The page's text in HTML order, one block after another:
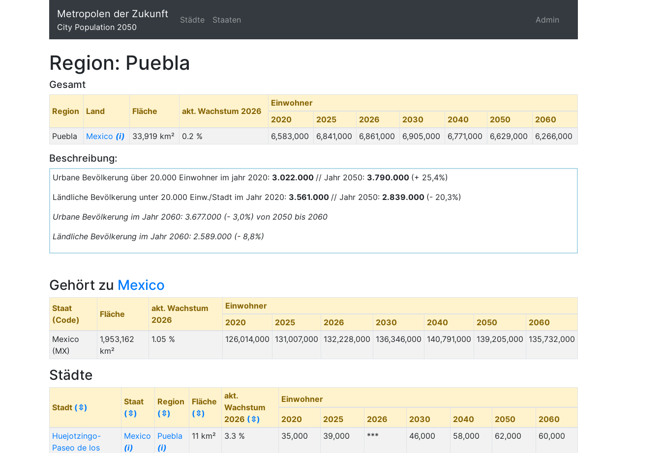
Metropolen der Zukunft
City Population 2050
Städte Staaten Admin
Region: Puebla
Gesamt
Region Land Fläche akt. Wachstum 2026
Einwohner
2020
2025 2026 2030 2040 2050
2060
Puebla
Mexico (i) 33,919 km² 0.2 % 6,583,000 6,841,000 6,861,000 6,905,000 6,771,000 6,629,000 6,266,000
Beschreibung:
Urbane Bevölkerung über 20.000 Einwohner im jahr 2020: 3.022.000 // Jahr 2050: 3.790.000 (+ 25,4%)
Ländliche Bevölkerung unter 20.000 Einw./Stadt im Jahr 2020: 3.561.000 // Jahr 2050: 2.839.000 (- 20,3%)
Urbane Bevölkerung im Jahr 2060: 3.677.000 (- 3,0%) von 2050 bis 2060
Ländliche Bevölkerung im Jahr 2060: 2.589.000 (- 8,8%)
Gehört zu Mexico
Staat
(Code)
Fläche
akt. Wachstum
2026
Einwohner
2020
2025 2026 2030 2040 2050
2060
Mexico
(MX)
1,953,162
km²
1.05 % 126,014,000 131,007,000 132,228,000 136,346,000 140,791,000 139,205,000 135,732,000
Städte
Stadt (⇳)
Staat
(⇳)
Region
(⇳)
Fläche
(⇳)
akt.
Wachstum
2026 (⇳)
Einwohner
2020 2025 2026 2030 2040 2050
2060
Huejotzingo-
Paseo de los
Mexico
(i)
Puebla
(i)
11 km² 3.3 % 35,000 39,000 *** 46,000 58,000 62,000 60,000